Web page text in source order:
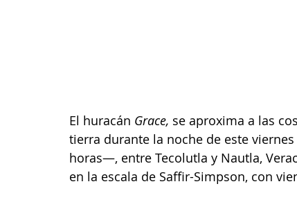
El huracán Grace, se aproxima a las
tierra durante la noche de este
horas—, entre Tecolutla y Nautla,
en la escala de Saffir-Simpson, con